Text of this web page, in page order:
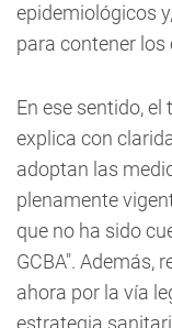
epidemiológicos
para contener los
En ese sentido,
explica con
adoptan las
plenamente
que no ha sido
GCBA". Además,
ahora por la vía
estrategia